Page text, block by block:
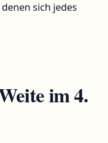
sich jedes
im 4.